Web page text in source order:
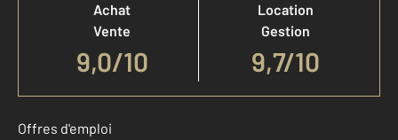
Achat
Vente
9,0/10
Location
Gestion
9,7/10
Offres d'emploi